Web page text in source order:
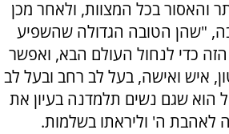
והאסור בכל המצוות, ולאחר מכן
"שהן הטובה הגדולה שהשפיע
כדי לנחול העולם הבא, ואפשר
איש ואישה, בעל לב רחב ובעל לב
הוא שגם נשים תלמדנה בעיון את
לאהבת ה' וליראתו בשלמות.